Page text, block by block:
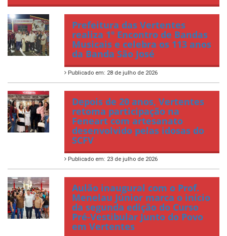
Prefeitura das Vertentes
realiza 1º Encontro de Bandas
Musicais e celebra os 113 anos
da Banda São José
Publicado em: 28 de julho de 2026
Depois de 20 anos, Vertentes
retoma participação na
Feneart com artesanato
desenvolvido pelas idosas do
SCFV
Publicado em: 23 de julho de 2026
Aulão inaugural com o Prof.
Menelau Júnior marca o início
da segunda edição do Curso
Pré-Vestibular Junto do Povo
em Vertentes